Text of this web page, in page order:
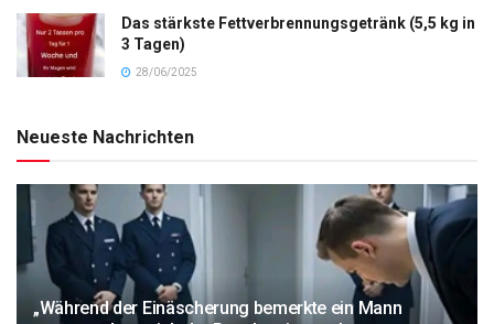
Das stärkste Fettverbrennungsgetränk (5,5 kg in
3 Tagen)
28/06/2025
Neueste Nachrichten
„Während der Einäscherung bemerkte ein Mann